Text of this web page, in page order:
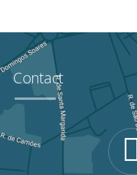
Contact